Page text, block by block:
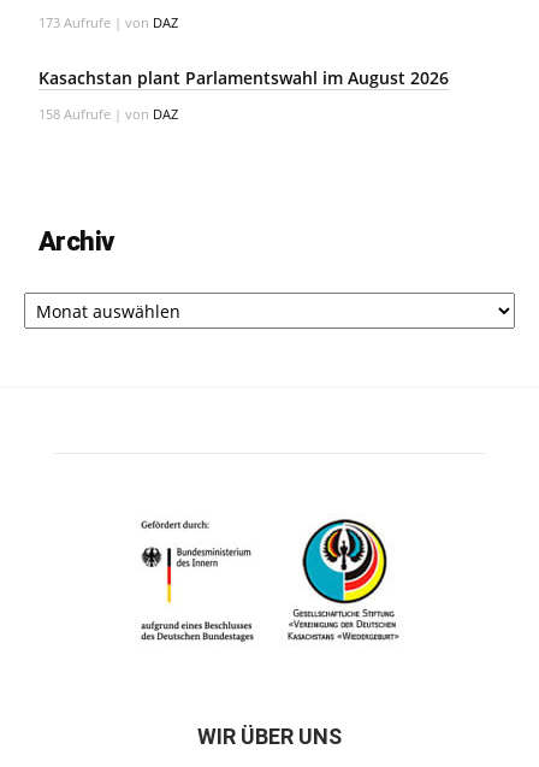
173 Aufrufe | von DAZ
Kasachstan plant Parlamentswahl im August 2026
158 Aufrufe | von DAZ
Archiv
Archiv
WIR ÜBER UNS